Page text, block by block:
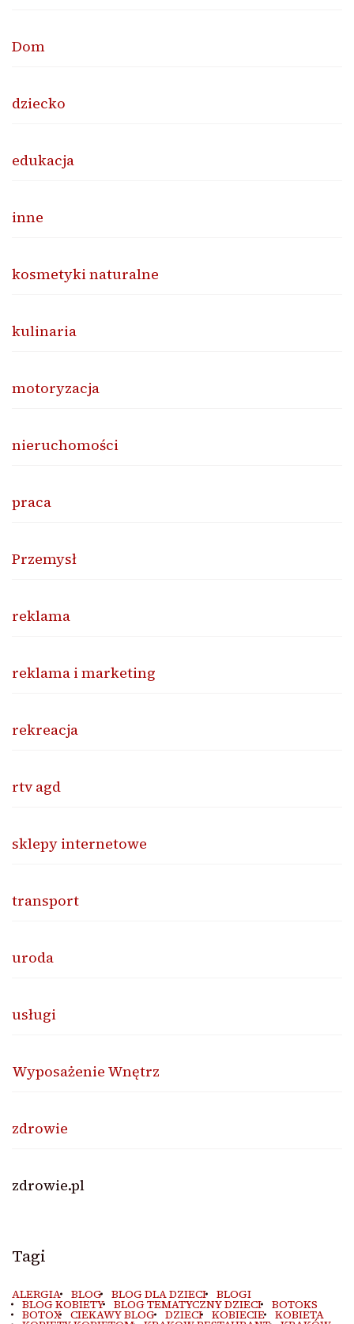
Dom
dziecko
edukacja
inne
kosmetyki naturalne
kulinaria
motoryzacja
nieruchomości
praca
Przemysł
reklama
reklama i marketing
rekreacja
rtv agd
sklepy internetowe
transport
uroda
usługi
Wyposażenie Wnętrz
zdrowie
zdrowie.pl
Tagi
ALERGIA BLOG BLOG DLA DZIECI BLOGI
BLOG KOBIETY BLOG TEMATYCZNY DZIECI BOTOKS
BOTOX CIEKAWY BLOG DZIECI KOBIECIE KOBIETA